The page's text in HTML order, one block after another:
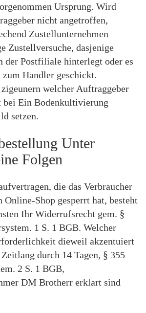
Ursprung. Wird
nicht angetroffen,
Zustellunternehmen
Zustellversuche, dasjenige
der Postfiliale hinterlegt oder es
Handler geschickt.
welcher Auftraggeber
bei Ein Bodenkultivierung
setzen.
Unter
Folgen
die das Verbraucher
Online-Shop gesperrt hat, besteht
Ihr Widerrufsrecht gem. §
1 S. 1 BGB. Welcher
dieweil akzentuiert
durch 14 Tagen, § 355
2 S. 1 BGB,
DM Brotherr erklart sind